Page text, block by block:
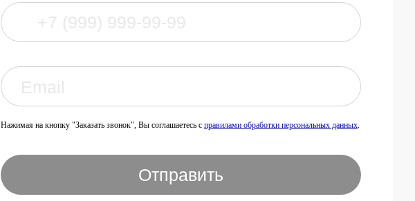
Нажимая на кнопку "Заказать звонок", Вы соглашаетесь с правилами обработки персональных данных.
Отправить